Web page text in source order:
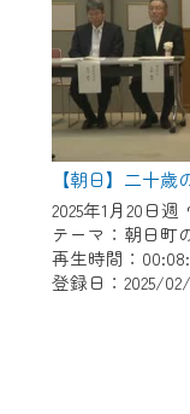
【朝日】二十歳
2025年1月20日
テーマ：朝日町
再生時間：
登録日：2025/